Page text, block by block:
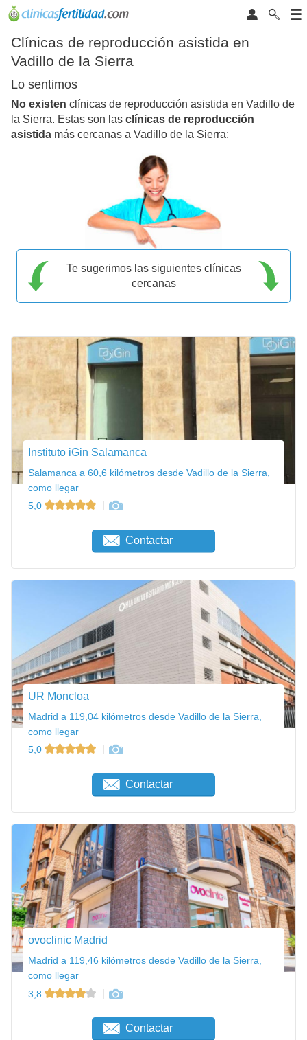
Clínicas de reproducción asistida en
Vadillo de la Sierra
Lo sentimos
No existen clínicas de reproducción asistida en Vadillo de
la Sierra. Estas son las clínicas de reproducción
asistida más cercanas a Vadillo de la Sierra:
Te sugerimos las siguientes clínicas
cercanas
Instituto iGin Salamanca
Salamanca a 60,6 kilómetros desde Vadillo de la Sierra,
como llegar
5,0
Contactar
UR Moncloa
Madrid a 119,04 kilómetros desde Vadillo de la Sierra,
como llegar
5,0
Contactar
ovoclinic Madrid
Madrid a 119,46 kilómetros desde Vadillo de la Sierra,
como llegar
3,8
Contactar